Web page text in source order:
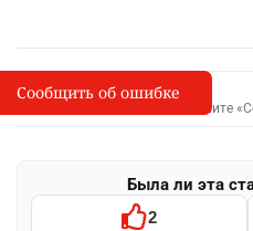
I
Сообщить об опечатке
Выделите фрагмент и нажмите
Была ли эта
2
Сообщить об ошибке